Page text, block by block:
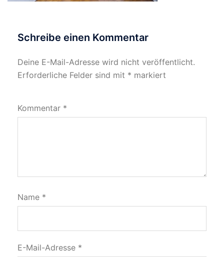
Schreibe einen Kommentar
Deine E-Mail-Adresse wird nicht veröffentlicht.
Erforderliche Felder sind mit * markiert
Kommentar *
Name *
E-Mail-Adresse *